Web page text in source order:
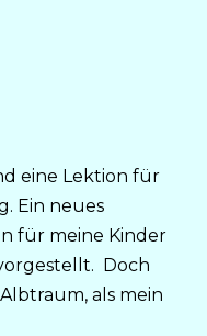
eine Lektion für
Ein neues
für meine Kinder
Doch
als mein